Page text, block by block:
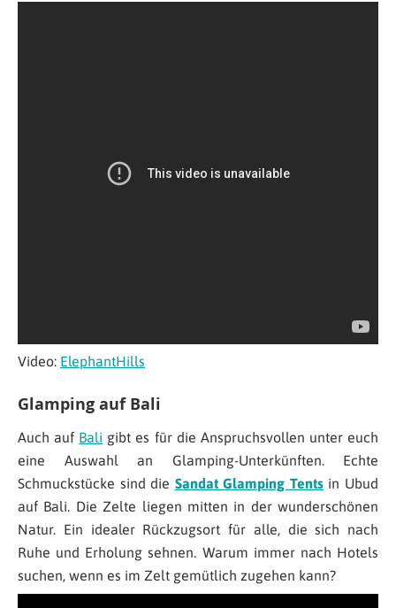
Video: ElephantHills
Glamping auf Bali
Auch auf Bali gibt es für die Anspruchsvollen unter euch
eine Auswahl an Glamping-Unterkünften. Echte
Schmuckstücke sind die Sandat Glamping Tentsin Ubud
auf Bali. Die Zelte liegen mitten in der wunderschönen
Natur. Ein idealer Rückzugsort für alle, die sich nach
Ruhe und Erholung sehnen. Warum immer nach Hotels
suchen, wenn es im Zelt gemütlich zugehen kann?